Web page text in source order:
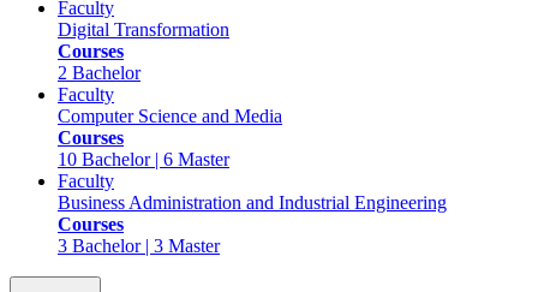
Faculty
Digital Transformation
Courses
2 Bachelor
Faculty
Computer Science and Media
Courses
10 Bachelor | 6 Master
Faculty
Business Administration and Industrial Engineering
Courses
3 Bachelor | 3 Master